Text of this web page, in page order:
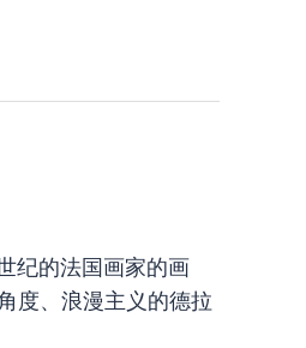
纪的法国画家的画
度、浪漫主义的德拉